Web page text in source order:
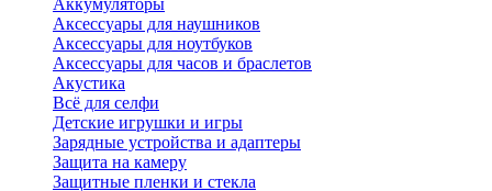
Аккумуляторы
Аксессуары для наушников
Аксессуары для ноутбуков
Аксессуары для часов и браслетов
Акустика
Всё для селфи
Детские игрушки и игры
Зарядные устройства и адаптеры
Защита на камеру
Защитные пленки и стекла